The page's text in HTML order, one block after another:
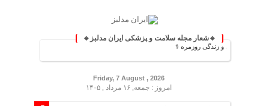
🔹شعار مجله سلامت و پزشکی ایران مدلبز🔹
پزشکی و زندگی روزمره ⚕️
Friday, 7 August , 2026
امروز : جمعه, ۱۶ مرداد , ۱۴۰۵